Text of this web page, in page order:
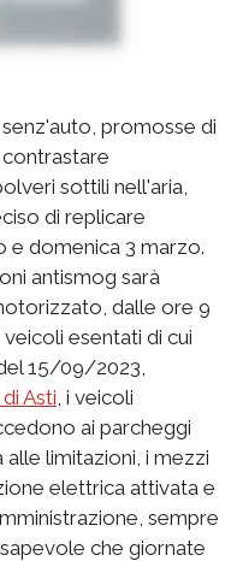
promosse di
sottili nell'aria,
di replicare
e domenica 3 marzo.
antismog sarà
dalle ore 9
esentati di cui
15/09/2023,
Asti , i veicoli
ai parcheggi
limitazioni, i mezzi
elettrica attivata e
sempre
che giornate